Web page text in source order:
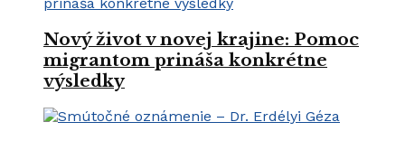
Nový život v novej krajine: Pomoc
migrantom prináša konkrétne
výsledky